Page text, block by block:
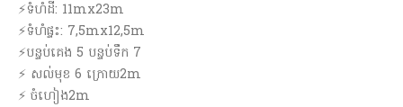
⚡️ទំហំដី: 11mx23m
⚡️ទំហំផ្ទះ: 7,5mx12,5m
⚡️បន្ទប់គេង 5 បន្ទប់ទឹក 7
⚡️ សល់មុខ 6 ក្រោយ2m
⚡️ ចំហៀង2m